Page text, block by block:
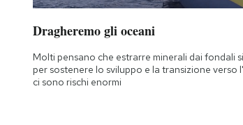
Dragheremo gli oceani
Molti pensano che estrarre minerali dai fondali
per sostenere lo sviluppo e la transizione verso
ci sono rischi enormi